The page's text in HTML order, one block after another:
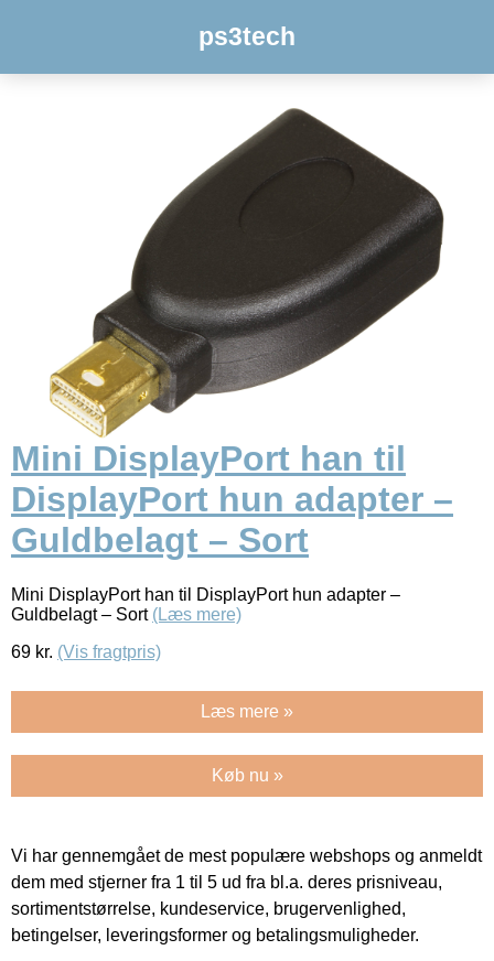
ps3tech
Mini DisplayPort han til
DisplayPort hun adapter –
Guldbelagt – Sort
Mini DisplayPort han til DisplayPort hun adapter –
Guldbelagt – Sort (Læs mere)
69 kr. (Vis fragtpris)
Læs mere »
Køb nu »
Vi har gennemgået de mest populære webshops og anmeldt
dem med stjerner fra 1 til 5 ud fra bl.a. deres prisniveau,
sortimentstørrelse, kundeservice, brugervenlighed,
betingelser, leveringsformer og betalingsmuligheder.